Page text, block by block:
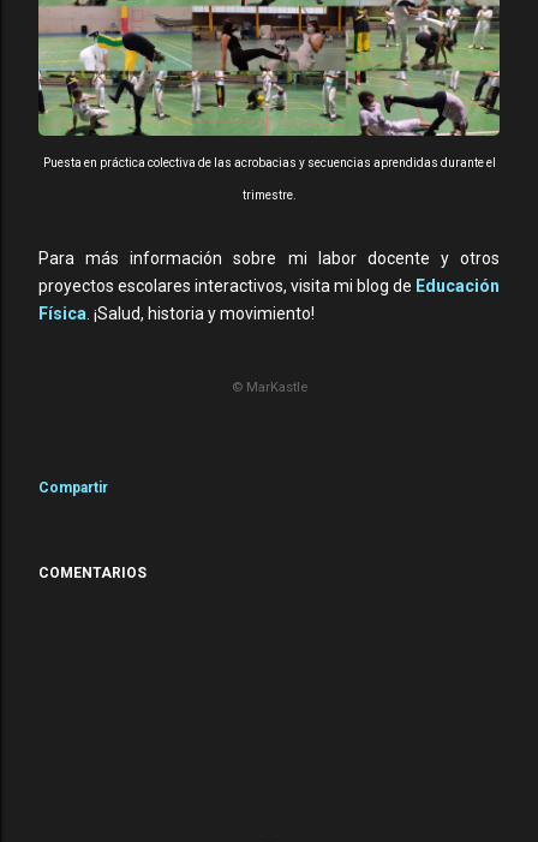
Puesta en práctica colectiva de las acrobacias y secuencias aprendidas durante el
trimestre.
Para más información sobre mi labor docente y otros
proyectos escolares interactivos, visita mi blog de Educación
Física . ¡Salud, historia y movimiento!
© MarKastle
Compartir
COMENTARIOS